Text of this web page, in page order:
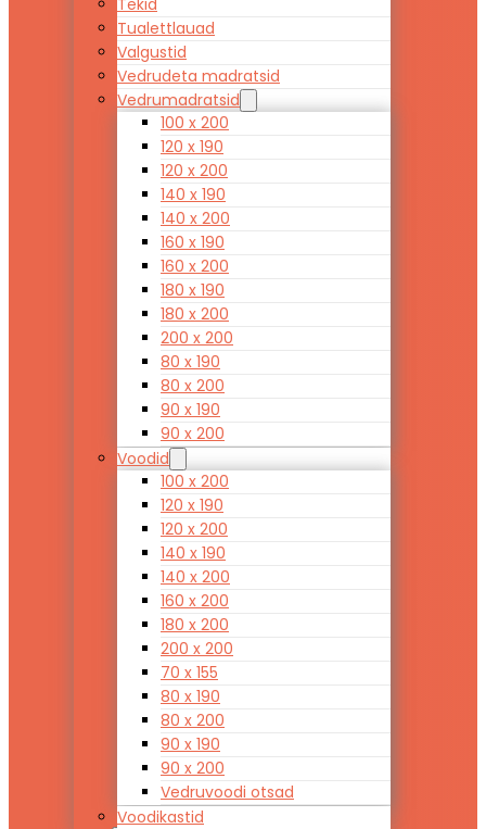
Tekid
Tualettlauad
Valgustid
Vedrudeta madratsid
Vedrumadratsid
100 x 200
120 x 190
120 x 200
140 x 190
140 x 200
160 x 190
160 x 200
180 x 190
180 x 200
200 x 200
80 x 190
80 x 200
90 x 190
90 x 200
Voodid
100 x 200
120 x 190
120 x 200
140 x 190
140 x 200
160 x 200
180 x 200
200 x 200
70 x 155
80 x 190
80 x 200
90 x 190
90 x 200
Vedruvoodi otsad
Voodikastid